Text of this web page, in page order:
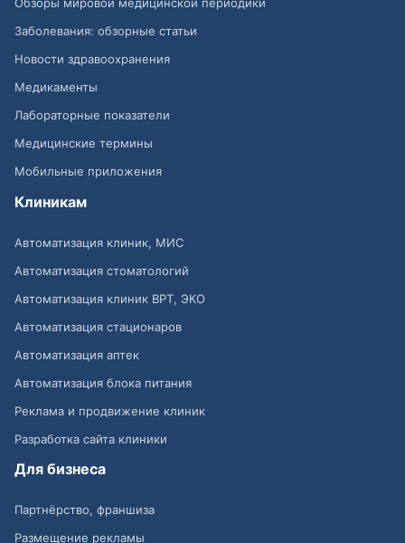
Обзоры мировой медицинской периодики
Заболевания: обзорные статьи
Новости здравоохранения
Медикаменты
Лабораторные показатели
Медицинские термины
Мобильные приложения
Клиникам
Автоматизация клиник, МИС
Автоматизация стоматологий
Автоматизация клиник ВРТ, ЭКО
Автоматизация стационаров
Автоматизация аптек
Автоматизация блока питания
Реклама и продвижение клиник
Разработка сайта клиники
Для бизнеса
Партнёрство, франшиза
Размещение рекламы